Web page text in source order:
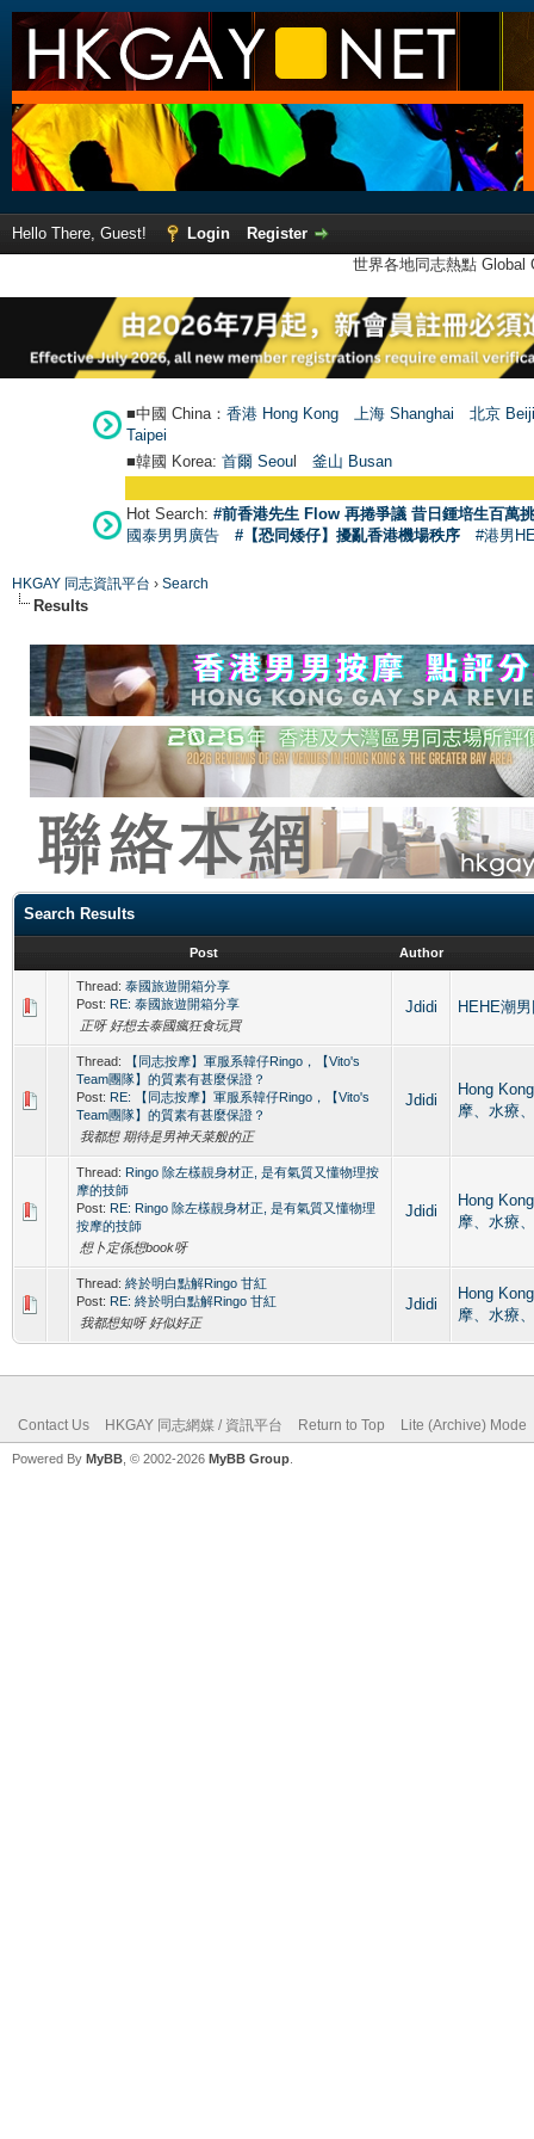
Hello There, Guest! Login
Register
世界各地同志熱點
■中國 China： 香港 Hong Kong 上海 Shanghai
北京
Taipei
■韓國 Korea: 首爾 Seoul 釜山 Busan
Hot Search: #前香港先生 Flow 再捲爭議 昔日鍾培生百萬
國泰男男廣告
#【恐同矮仔】擾亂香港機場秩序 #港男
HKGAY 同志資訊平台 › Search
Results
Search Results
Post Author
Thread: 泰國旅遊開箱分享
Post: RE: 泰國旅遊開箱分享
正呀 好想去泰國瘋狂食玩買
Jdidi HEHE潮
Thread:
【同志按摩】軍服系韓仔Ringo，【Vito's
Team團隊】的質素有甚麼保證？
Post: RE: 【同志按摩】軍服系韓仔Ringo，【Vito's
Team團隊】的質素有甚麼保證？
我都想 期待是男神天菜般的正
Jdidi
Hong
摩、水療
Thread: Ringo 除左樣靚身材正, 是有氣質又懂物理按
摩的技師
Post: RE: Ringo 除左樣靚身材正, 是有氣質又懂物理
按摩的技師
想卜定係想book呀
Jdidi
Hong
摩、水療
Thread: 終於明白點解Ringo 甘紅
Post: RE: 終於明白點解Ringo 甘紅
我都想知呀 好似好正
Jdidi
Hong
摩、水療
Contact Us HKGAY 同志網媒 / 資訊平台 Return to Top Lite (Archive) Mode
Powered By MyBB , © 2002-2026 MyBB Group